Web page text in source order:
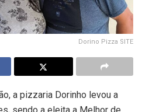
Dorino Pizza SITE
a pizzaria Dorinho levou a